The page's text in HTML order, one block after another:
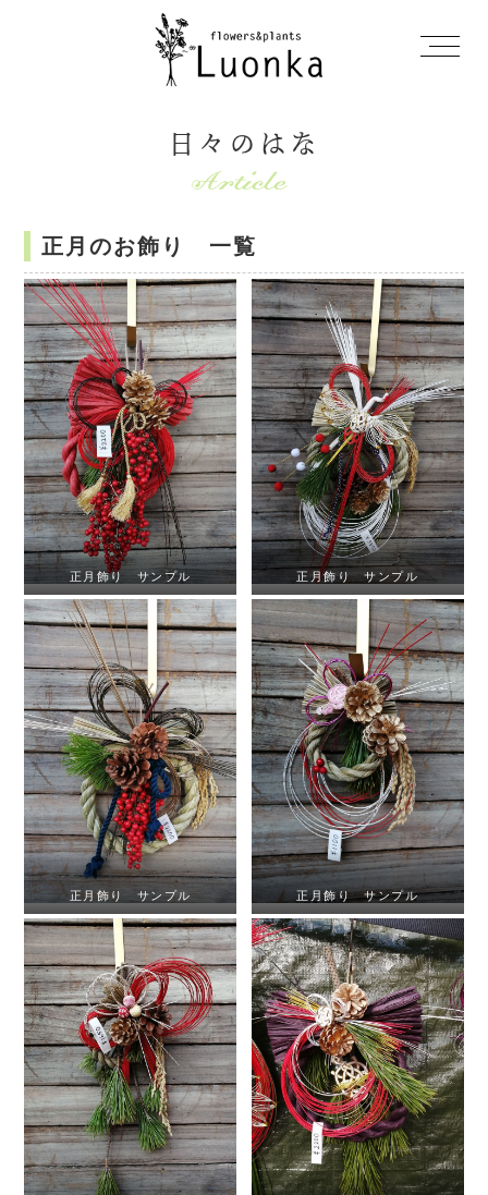
日々のはな
正月のお飾り 一覧
正月飾り サンプル 正月飾り サンプル
正月飾り サンプル 正月飾り サンプル